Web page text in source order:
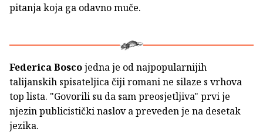
pitanja koja ga odavno muče.
Federica Boscojedna je od najpopularnijih
talijanskih spisateljica čiji romani ne silaze s vrhova
top lista. "Govorili su da sam preosjetljiva" prvi je
njezin publicistički naslov a preveden je na desetak
jezika.